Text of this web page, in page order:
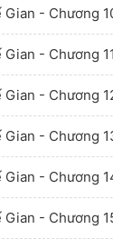
Gian - Chương
Gian - Chương 11
Gian - Chương
Gian - Chương
Gian - Chương
Gian - Chương